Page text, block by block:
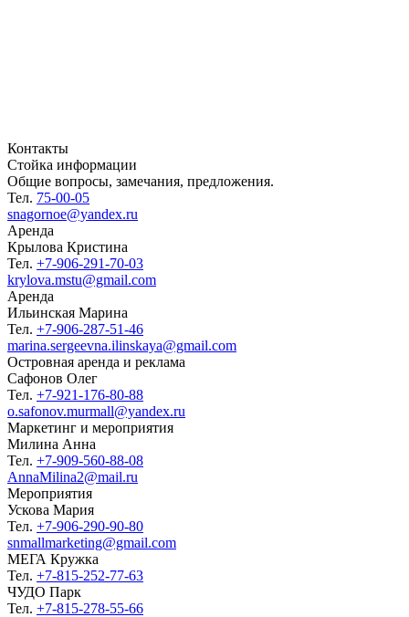
Контакты
Стойка информации
Общие вопросы, замечания, предложения.
Тел. 75-00-05
snagornoe@yandex.ru
Аренда
Крылова Кристина
Тел. +7-906-291-70-03
krylova.mstu@gmail.com
Аренда
Ильинская Марина
Тел. +7-906-287-51-46
marina.sergeevna.ilinskaya@gmail.com
Островная аренда и реклама
Сафонов Олег
Тел. +7-921-176-80-88
o.safonov.murmall@yandex.ru
Маркетинг и мероприятия
Милина Анна
Тел. +7-909-560-88-08
AnnaMilina2@mail.ru
Мероприятия
Ускова Мария
Тел. +7-906-290-90-80
snmallmarketing@gmail.com
МЕГА Кружка
Тел. +7-815-252-77-63
ЧУДО Парк
Тел. +7-815-278-55-66